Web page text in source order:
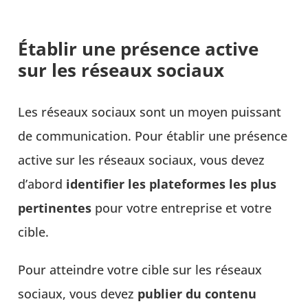
Établir une présence active
sur les réseaux sociaux
Les réseaux sociaux sont un moyen puissant
de communication. Pour établir une présence
active sur les réseaux sociaux, vous devez
d’abord identifier les plateformes les plus
pertinentes pour votre entreprise et votre
cible.
Pour atteindre votre cible sur les réseaux
sociaux, vous devez publier du contenu